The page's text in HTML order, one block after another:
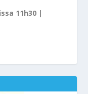
11h30 |